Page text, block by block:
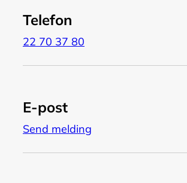
Telefon
22 70 37 80
E-post
Send melding